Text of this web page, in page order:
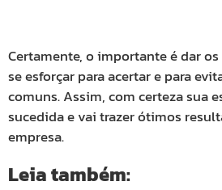
Certamente, o importante é dar
se esforçar para acertar e para
comuns. Assim, com certeza sua
sucedida e vai trazer ótimos
empresa.
Leia também: